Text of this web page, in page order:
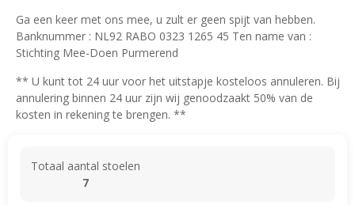
Ga een keer met ons mee, u zult er geen spijt van hebben.
Banknummer : NL92 RABO 0323 1265 45 Ten name van :
Stichting Mee-Doen Purmerend
** U kunt tot 24 uur voor het uitstapje kosteloos annuleren. Bij
annulering binnen 24 uur zijn wij genoodzaakt 50% van de
kosten in rekening te brengen. **
Totaal aantal stoelen
7